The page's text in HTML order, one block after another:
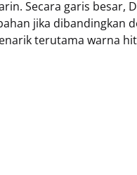
Secara garis besar,
jika dibandingkan
terutama warna